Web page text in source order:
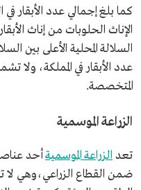
عدد الأبقار في المملكة، ولا
المتخصصة.
الزراعة الموسمية
تعد الزراعة الموسميةأحد
ضمن القطاع الزراعي،وهي لا